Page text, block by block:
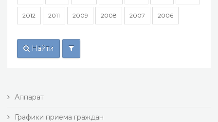
2012 2011 2009 2008 2007 2006
Найти
Аппарат
Графики приема граждан